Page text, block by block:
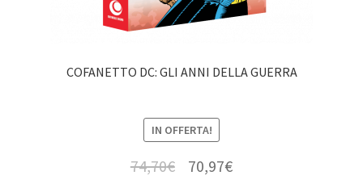
COFANETTO DC: GLI ANNI DELLA GUERRA
IN OFFERTA!
74,70€ 70,97€